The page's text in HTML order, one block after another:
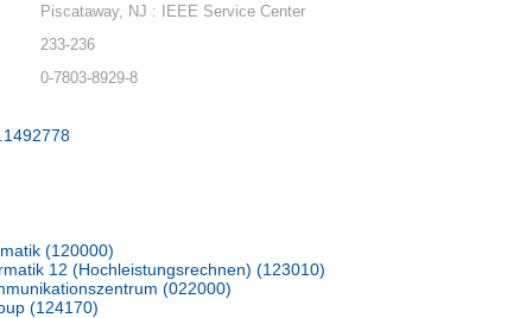
Piscataway, NJ : IEEE Service Center
233-236
0-7803-8929-8
(120000)
12 (Hochleistungsrechnen) (123010)
(022000)
(124170)